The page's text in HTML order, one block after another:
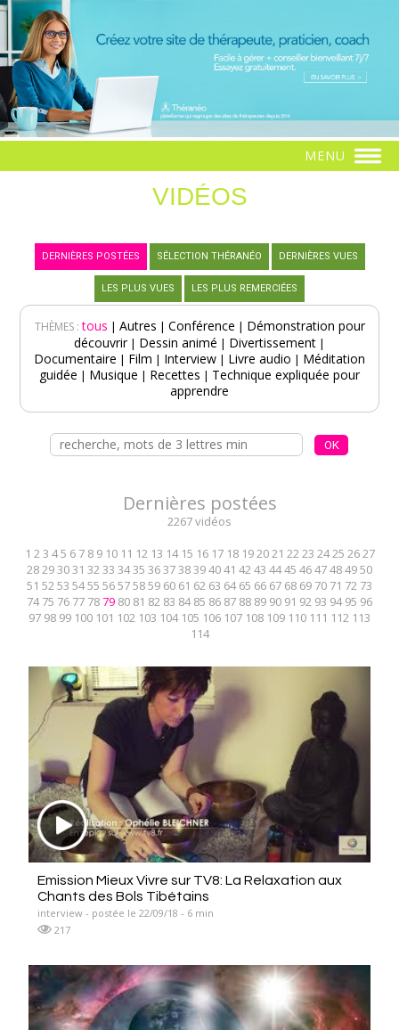
MENU
VIDÉOS
DERNIÈRES POSTÉES SÉLECTION THÉRANÉO DERNIÈRES VUES
LES PLUS VUES LES PLUS REMERCIÉES
THÈMES :tous | Autres | Conférence | Démonstration pour
découvrir| Dessin animé | Divertissement |
Documentaire | Film | Interview | Livre audio | Méditation
guidée | Musique | Recettes | Technique expliquée pour
apprendre
Dernières postées
2267 vidéos
1 23 45 6 7 8 9 10 11 12 13 14 15 16 17 18 192021 2223 2425 2627
28293031 3233 3435 363738394041 4243 4445 4647484950
51 5253 5455 56575859 60 61 62 63 64 65 66 67 68 69 70 71 72 73
74 75 76 77 7879 80 81 82 83 84 85 86 87 88 89 90 91 92 93 94 95 96
97 98 99 100 101 102 103 104 105 106 107 108 109 110 111 112 113
114
Emission Mieux Vivre sur TV8: La Relaxation aux
Chants des Bols Tibétains
interview - postée le 22/09/18 - 6 min
217